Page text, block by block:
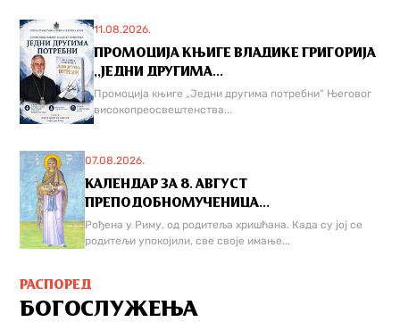
11.08.2026.
ПРОМОЦИЈА КЊИГЕ ВЛАДИКЕ ГРИГОРИЈА
,,ЈЕДНИ ДРУГИМА...
Промоција књиге „Једни другима потребни“ Његовог
високопреосвештенства...
07.08.2026.
КАЛЕНДАР ЗА 8. АВГУСТ
ПРЕПОДОБНОМУЧЕНИЦА...
Рођена у Риму, од родитеља хришћана. Када су јој се
родитељи упокојили, све своје имање...
РАСПОРЕД
БОГОСЛУЖЕЊА